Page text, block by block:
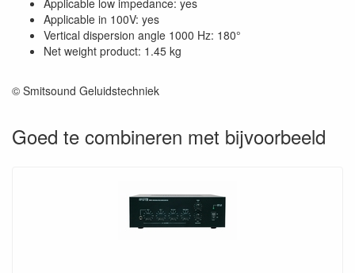
Applicable low impedance: yes
Applicable in 100V: yes
Vertical dispersion angle 1000 Hz: 180°
Net weight product: 1.45 kg
© Smitsound Geluidstechniek
Goed te combineren met bijvoorbeeld